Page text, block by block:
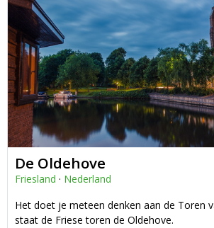
De Oldehove
Friesland · Nederland
Het doet je meteen denken aan de Toren
staat de Friese toren de Oldehove.